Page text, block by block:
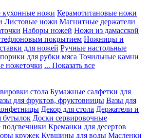
кухонные ножи Керамотитановые ножи
Листовые ножи Магнитные держатели
Наборы ножей Ножи из дамасской
покрытием Ножницы и
для ножей Ручные настольные
для рубки мяса Точильные камни
ножеточки ... Показать все
стола Бумажные салфетки для
для фруктов, фруктовницы Вазы для
Декор для стола Держатели и
бутылок Доски сервировочные
подсвечники Креманки для десертов
кружек Кувшины для воды Масленки